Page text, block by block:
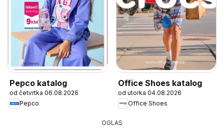
Pepco katalog
od četvrtka 06.08.2026
Pepco
Office Shoes katalog
od utorka 04.08.2026
Office Shoes
OGLAS